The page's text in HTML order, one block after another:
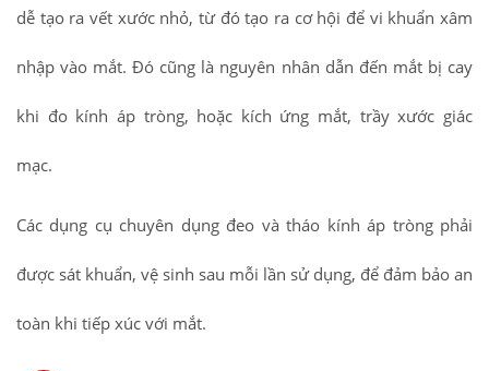
dễ tạo ra vết xước nhỏ, từ đó tạo ra cơ hội để vi khuẩn xâm
nhập vào mắt. Đó cũng là nguyên nhân dẫn đến mắt bị cay
khi đo kính áp tròng, hoặc kích ứng mắt, trầy xước giác
mạc.
Các dụng cụ chuyên dụng đeo và tháo kính áp tròng phải
được sát khuẩn, vệ sinh sau mỗi lần sử dụng, để đảm bảo an
toàn khi tiếp xúc với mắt.